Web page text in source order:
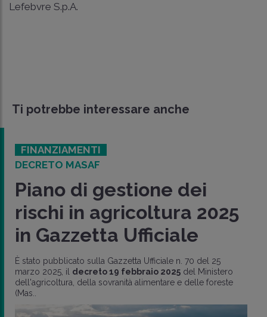
Lefebvre S.p.A.
Ti potrebbe interessare anche
FINANZIAMENTI
DECRETO MASAF
Piano di gestione dei
rischi in agricoltura 2025
in Gazzetta Ufficiale
È stato pubblicato sulla Gazzetta Ufficiale n. 70 del 25
marzo 2025, il decreto 19 febbraio 2025 del Ministero
dell'agricoltura, della sovranità alimentare e delle foreste
(Mas..